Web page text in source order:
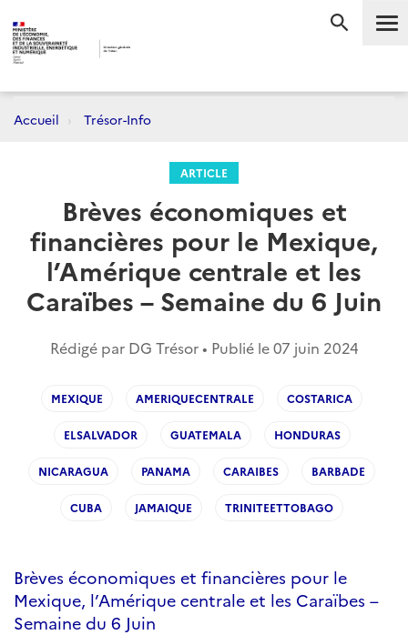
Accueil Trésor-Info
ARTICLE
Brèves économiques et
financières pour le Mexique,
l’Amérique centrale et les
Caraïbes – Semaine du 6 Juin
Rédigé par DG Trésor • Publié le07 juin 2024
MEXIQUE AMERIQUECENTRALE COSTARICA
ELSALVADOR GUATEMALA HONDURAS
NICARAGUA PANAMA CARAIBES BARBADE
CUBA JAMAIQUE TRINITEETTOBAGO
Brèves économiques et financières pour le
Mexique, l’Amérique centrale et les Caraïbes –
Semaine du 6 Juin